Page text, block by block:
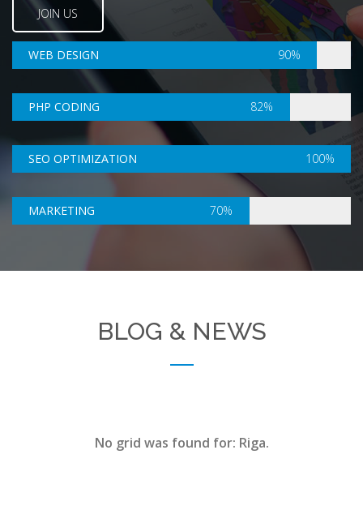
JOIN US
WEB DESIGN 90%
PHP CODING 82%
SEO OPTIMIZATION 100%
MARKETING 70%
BLOG & NEWS
No grid was found for: Riga.